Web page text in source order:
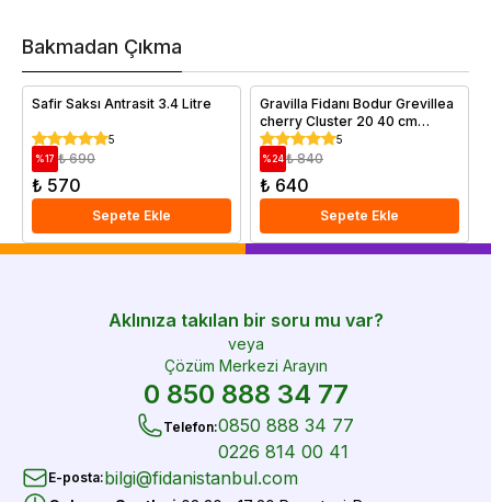
Bakmadan Çıkma
Safir Saksı Antrasit 3.4 Litre
5
%17 ₺ 690
₺ 570
Sepete Ekle
Gravilla Fidanı Bodur Grevillea
cherry Cluster 20 40 cm
Saksıda
5
%24 ₺ 840
₺ 640
Sepete Ekle
Aklınıza takılan bir soru mu var?
veya
Çözüm Merkezi Arayın
0 850 888 34 77
Telefon:0850 888 34 77
0226 814 00 41
E-posta:bilgi@fidanistanbul.com